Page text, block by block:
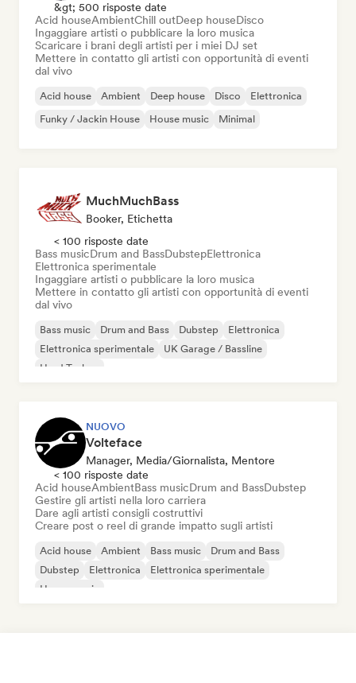
&gt; 500 risposte date
Acid houseAmbientChill outDeep houseDisco
Ingaggiare artisti o pubblicare la loro musica
Scaricare i brani degli artisti per i miei DJ set
Mettere in contatto gli artisti con opportunità di eventi
dal vivo
Acid house Ambient Deep house Disco
Elettronica
Funky / Jackin House
House music Minimal
MuchMuchBass
Booker, Etichetta
< 100 risposte date
Bass musicDrum and BassDubstepElettronica
Elettronica sperimentale
Ingaggiare artisti o pubblicare la loro musica
Mettere in contatto gli artisti con opportunità di eventi
dal vivo
Bass music Drum and Bass Dubstep
Elettronica
Elettronica sperimentale
UK Garage / Bassline
Hard Techno
NUOVO
Volteface
Manager, Media/Giornalista, Mentore
< 100 risposte date
Acid houseAmbientBass musicDrum and BassDubstep
Gestire gli artisti nella loro carriera
Dare agli artisti consigli costruttivi
Creare post o reel di grande impatto sugli artisti
Acid house Ambient Bass music
Drum and Bass
Dubstep
Elettronica
Elettronica sperimentale
House music